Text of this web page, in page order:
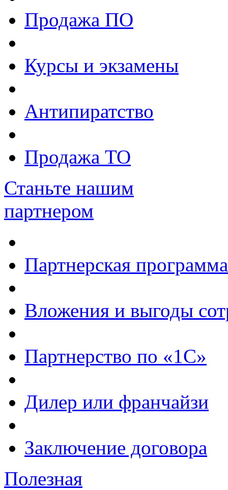
Продажа ПО
Курсы и экзамены
Антипиратство
Продажа ТО
Станьте нашим
партнером
Партнерская программа
Вложения и выгоды
Партнерство по «1С»
Дилер или франчайзи
Заключение договора
Полезная